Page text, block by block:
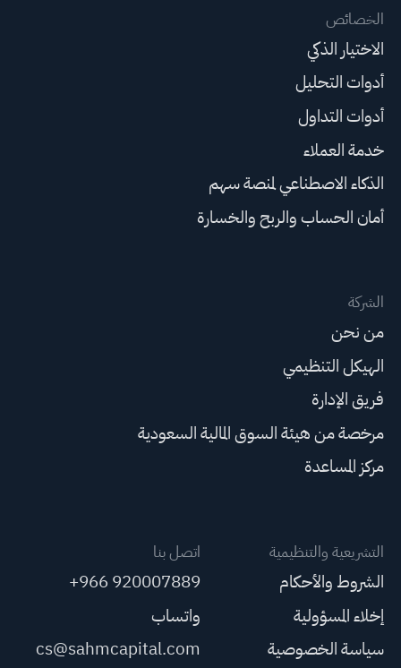
الخصائص
الاختيار الذكي
أدوات التحليل
أدوات التداول
خدمة العملاء
الذكاء الاصطناعي لمنصة سهم
أمان الحساب والربح والخسارة
الشركة
من نحن
الهيكل التنظيمي
فريق الإدارة
مرخصة من هيئة السوق المالية السعودية
مركز المساعدة
التشريعية والتنظيمية
الشروط والأحكام
إخلاء المسؤولية
سياسة الخصوصية
اتصل بنا
+966 920007889
واتساب
cs@sahmcapital.com